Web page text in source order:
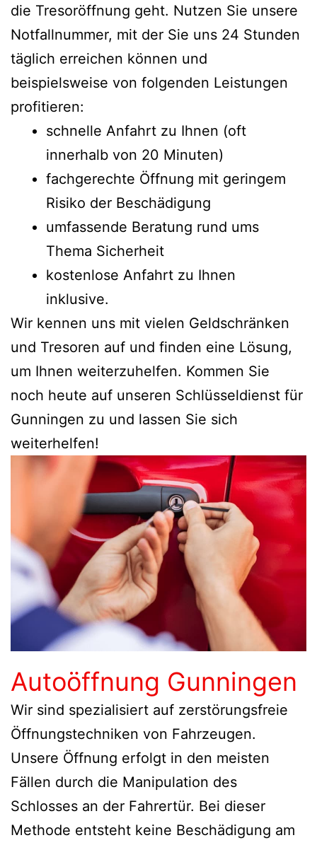
die Tresoröffnung geht. Nutzen Sie unsere
Notfallnummer, mit der Sie uns 24 Stunden
täglich erreichen können und
beispielsweise von folgenden Leistungen
profitieren:
schnelle Anfahrt zu Ihnen (oft
innerhalb von 20 Minuten)
fachgerechte Öffnung mit geringem
Risiko der Beschädigung
umfassende Beratung rund ums
Thema Sicherheit
kostenlose Anfahrt zu Ihnen
inklusive.
Wir kennen uns mit vielen Geldschränken
und Tresoren auf und finden eine Lösung,
um Ihnen weiterzuhelfen. Kommen Sie
noch heute auf unseren Schlüsseldienst für
Gunningen zu und lassen Sie sich
weiterhelfen!
Autoöffnung Gunningen
Wir sind spezialisiert auf zerstörungsfreie
Öffnungstechniken von Fahrzeugen.
Unsere Öffnung erfolgt in den meisten
Fällen durch die Manipulation des
Schlosses an der Fahrertür. Bei dieser
Methode entsteht keine Beschädigung am